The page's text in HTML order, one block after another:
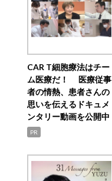
CAR T細胞療法はチー
ム医療だ！ 医療従事
者の情熱、患者さんの
思いを伝えるドキュメ
ンタリー動画を公開中
PR